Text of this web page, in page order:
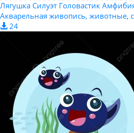
Лягушка Силуэт Головастик
Акварельная живопись, животные,
24